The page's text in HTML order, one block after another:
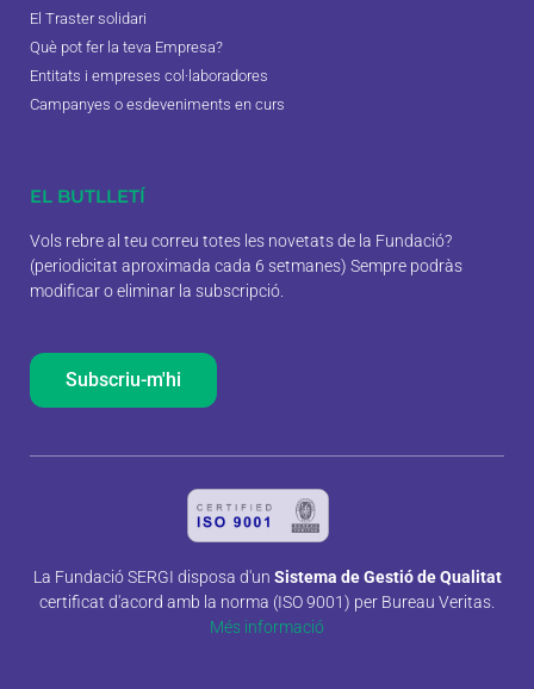
El Traster solidari
Què pot fer la teva Empresa?
Entitats i empreses col·laboradores
Campanyes o esdeveniments en curs
EL BUTLLETÍ
Vols rebre al teu correu totes les novetats de la Fundació?
(periodicitat aproximada cada 6 setmanes) Sempre podràs
modificar o eliminar la subscripció.
Subscriu-m'hi
La Fundació SERGI disposa d'un Sistema de Gestió de Qualitat
certificat d'acord amb la norma (ISO 9001) per Bureau Veritas.
Més informació